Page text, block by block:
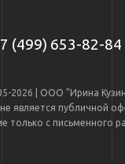
(499) 653-82-84
2026 | ООО "Ирина
является публичной
только с письменного